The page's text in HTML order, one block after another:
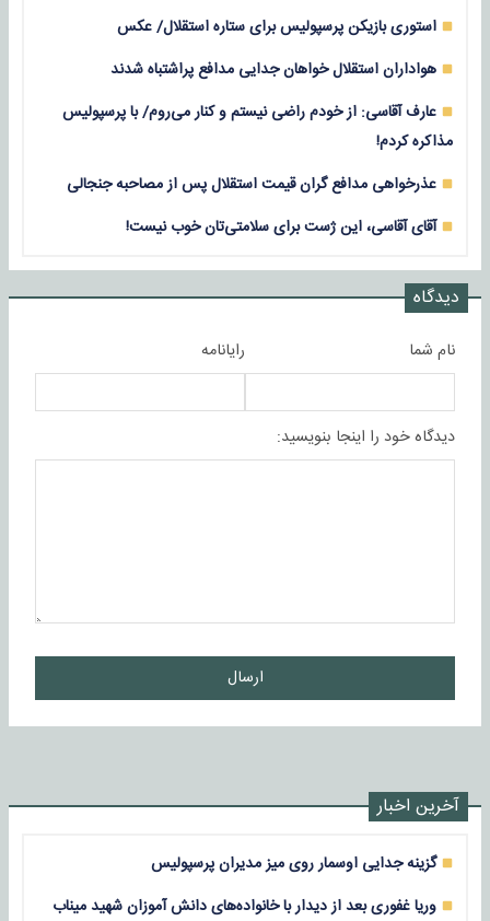
استوری بازیکن پرسپولیس برای ستاره استقلال/ عکس
هواداران استقلال خواهان جدایی مدافع پراشتباه شدند
عارف آقاسی: از خودم راضی نیستم و کنار می‌روم/ با پرسپولیس
مذاکره کردم!
عذرخواهی مدافع گران قیمت استقلال پس از مصاحبه جنجالی
آقای آقاسی، این ژست برای سلامتی‌تان خوب نیست!
دیدگاه
نام شما رایانامه
دیدگاه خود را اینجا بنویسید:
ارسال
آخرین اخبار
گزینه جدایی اوسمار روی میز مدیران پرسپولیس
وریا غفوری بعد از دیدار با خانواده‌های دانش آموزان شهید میناب